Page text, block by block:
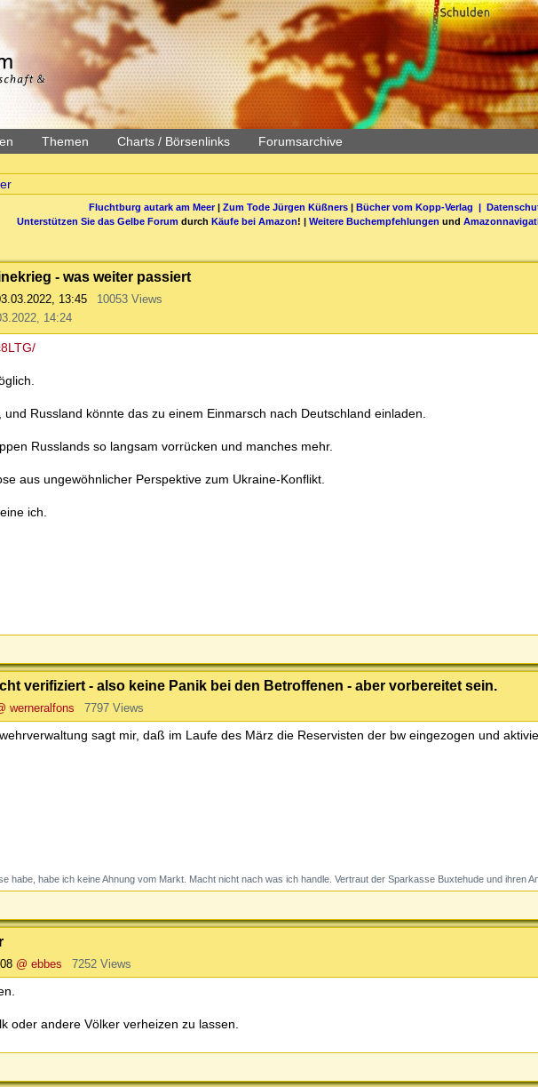
Themen Charts / Börsenlinks Forumsarchive
Fluchtburg autark am Meer| Zum Tode Jürgen Küßners| Bücher vom Kopp-Verlag |
Unterstützen Sie das Gelbe Forum durch Käufe bei Amazon! | Weitere Buchempfehlungen und
- was weiter passiert
13:45
10053 Views
14:24
Russland könnte das zu einem Einmarsch nach Deutschland einladen.
Russlands so langsam vorrücken und manches mehr.
aus ungewöhnlicher Perspektive zum Ukraine-Konflikt.
ich.
verifiziert - also keine Panik bei den Betroffenen - aber vorbereitet sein.
werneralfons 7797 Views
sagt mir, daß im Laufe des März die Reservisten der bw eingezogen und
habe, habe ich keine Ahnung vom Markt. Macht nicht nach was ich handle. Vertraut der Sparkasse Buxtehude und ihren
@ ebbes 7252 Views
oder andere Völker verheizen zu lassen.